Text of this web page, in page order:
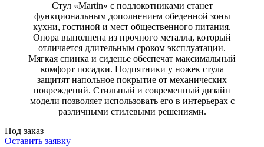
Стул «Martin» с подлокотниками станет
функциональным дополнением обеденной зоны
кухни, гостиной и мест общественного питания.
Опора выполнена из прочного металла, который
отличается длительным сроком эксплуатации.
Мягкая спинка и сиденье обеспечат максимальный
комфорт посадки. Подпятники у ножек стула
защитят напольное покрытие от механических
повреждений. Стильный и современный дизайн
модели позволяет использовать его в интерьерах с
различными стилевыми решениями.
Под заказ
Оставить заявку